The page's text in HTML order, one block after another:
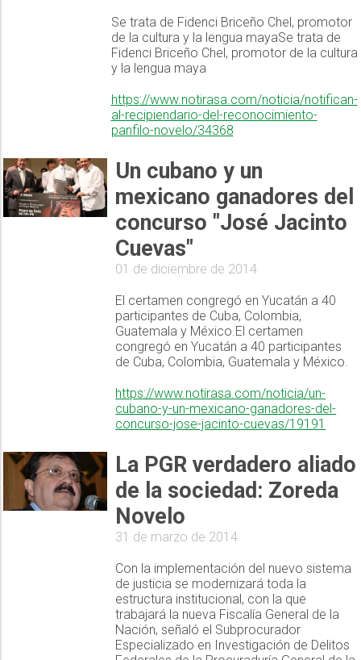
Se trata de Fidenci Briceño Chel, promotor
de la cultura y la lengua mayaSe trata de
Fidenci Briceño Chel, promotor de la cultura
y la lengua maya
https://www.notirasa.com/noticia/notifican-
al-recipiendario-del-reconocimiento-
panfilo-novelo/34368
Un cubano y un
mexicano ganadores del
concurso "José Jacinto
Cuevas"
01 de diciembre de 2014
El certamen congregó en Yucatán a 40
participantes de Cuba, Colombia,
Guatemala y México.El certamen
congregó en Yucatán a 40 participantes
de Cuba, Colombia, Guatemala y México.
https://www.notirasa.com/noticia/un-
cubano-y-un-mexicano-ganadores-del-
concurso-jose-jacinto-cuevas/19191
La PGR verdadero aliado
de la sociedad: Zoreda
Novelo
31 de marzo de 2014
Con la implementación del nuevo sistema
de justicia se modernizará toda la
estructura institucional, con la que
trabajará la nueva Fiscalía General de la
Nación, señaló el Subprocurador
Especializado en Investigación de Delitos